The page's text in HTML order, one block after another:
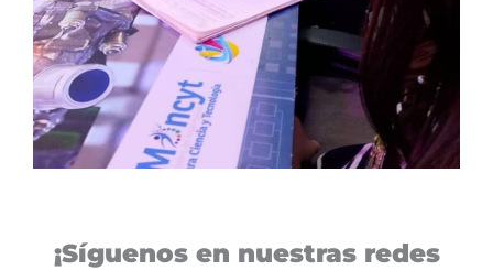
¡Síguenos en nuestras redes